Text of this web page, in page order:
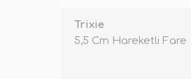
Trixie
5,5 Cm Hareketli Fare